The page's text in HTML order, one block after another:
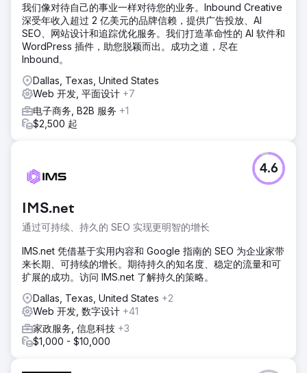
我们像对待自己的事业一样对待您的业务。Inbound Creative
深受年收入超过 2 亿美元的品牌信赖，提供广告投放、AI
SEO、网站设计和追踪优化服务。我们打造革命性的 AI 软件和
WordPress 插件，助您脱颖而出。成功之道，尽在
Inbound。
Dallas, Texas, United States
Web 开发, 平面设计 +7
电子商务, B2B 服务 +1
$2,500 起
IMS.net
通过可持续、持久的 SEO 实现更明智的增长
4.6
IMS.net 凭借基于实用内容和 Google 指南的 SEO 为企业家带
来长期、可持续的增长。期待持久的知名度、稳定的流量和可
扩展的成功。访问 IMS.net 了解持久的策略。
Dallas, Texas, United States +2
Web 开发, 数字设计 +41
家政服务, 信息科技 +3
$1,000 - $10,000